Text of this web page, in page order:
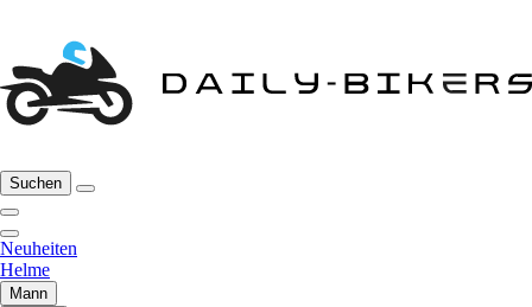
Suchen
Neuheiten
Helme
Mann